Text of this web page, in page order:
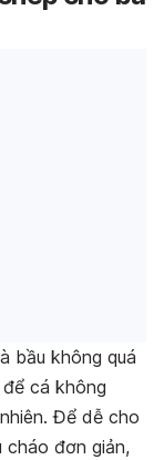
bầu không quá
cá không
Để dễ cho
cháo đơn giản,